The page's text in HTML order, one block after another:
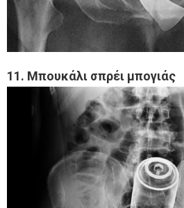
11. Μπουκάλι σπρέι μπογιάς